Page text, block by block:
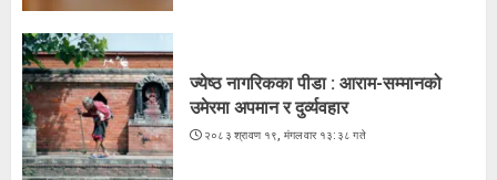
ज्येष्ठ नागरिकका पीडा : आराम-सम्मानको
उमेरमा अपमान र दुर्व्यवहार
२०८३ श्रावण १९, मंगलवार १३:३८ गते